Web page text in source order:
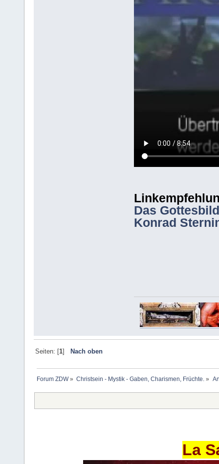
Das
Konrad
Seiten: [1] Nach oben
Forum ZDW» Christsein - Mystik - Gaben, Charismen, Früchte. »
La